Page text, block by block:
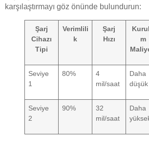
karşılaştırmayı göz önünde bulundurun:
Şarj
Cihazı
Tipi
Verimlili
k
Şarj
Hızı
m
Seviye
1
80%
4
mil/saat
Daha
düşük
Seviye
2
90%
32
mil/saat
Daha